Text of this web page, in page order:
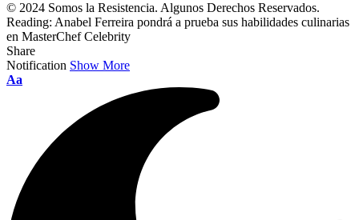
© 2024 Somos la Resistencia. Algunos Derechos Reservados.
Reading: Anabel Ferreira pondrá a prueba sus habilidades culinarias
en MasterChef Celebrity
Share
Notification Show More
Font
Aa